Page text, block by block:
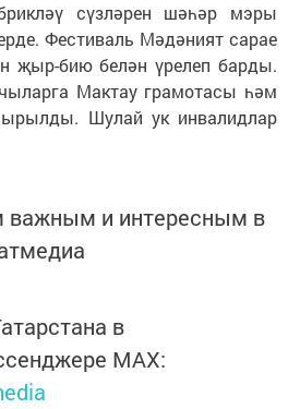
сүзләрен шәһәр мэры
Фестиваль Мәдәният сарае
җыр-бию белән үрелеп барды.
Мактау грамотасы һәм
Шулай ук инвалидлар
важным и интересным в
в
MАХ: